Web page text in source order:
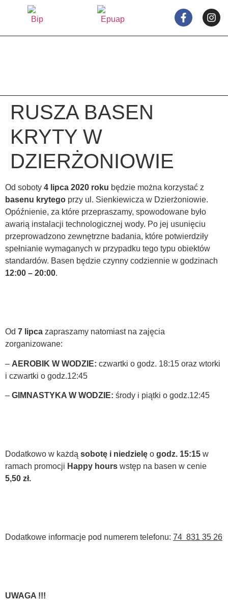
RUSZA BASEN
KRYTY W
DZIERŻONIOWIE
Od soboty 4 lipca 2020 roku będzie można korzystać z
basenu krytego przy ul. Sienkiewicza w Dzierżoniowie.
Opóźnienie, za które przepraszamy, spowodowane było
awarią instalacji technologicznej wody. Po jej usunięciu
przeprowadzono zewnętrzne badania, które potwierdziły
spełnianie wymaganych w przypadku tego typu obiektów
standardów. Basen będzie czynny codziennie w godzinach
12:00 – 20:00.
Od 7 lipca zapraszamy natomiast na zajęcia
zorganizowane:
– AEROBIK W WODZIE: czwartki o godz. 18:15 oraz wtorki
i czwartki o godz.12:45
– GIMNASTYKA W WODZIE: środy i piątki o godz.12:45
Dodatkowo w każdą sobotę i niedzielę o godz. 15:15 w
ramach promocji Happy hours wstęp na basen w cenie
5,50 zł.
Dodatkowe informacje pod numerem telefonu: 74 831 35 26
UWAGA !!!